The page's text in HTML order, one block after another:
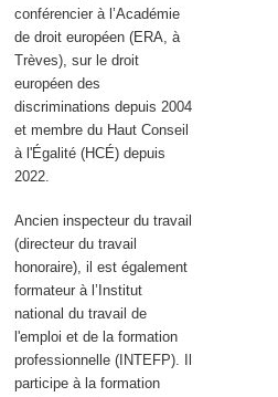
conférencier à l’Académie
de droit européen (ERA, à
Trèves), sur le droit
européen des
discriminations depuis 2004
et membre du Haut Conseil
à l'Égalité (HCÉ) depuis
2022.
Ancien inspecteur du travail
(directeur du travail
honoraire), il est également
formateur à l’Institut
national du travail de
l'emploi et de la formation
professionnelle (INTEFP). Il
participe à la formation